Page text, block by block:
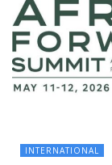
INTERNATIONAL